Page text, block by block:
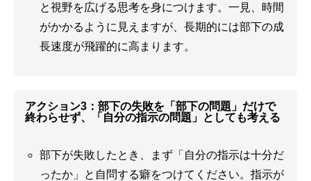
と視野を広げる思考を身につけます。一見、時間
がかかるように見えますが、長期的には部下の成
長速度が飛躍的に高まります。
アクション3：部下の失敗を「部下の問題」だけで
終わらせず、「自分の指示の問題」としても考える
部下が失敗したとき、まず「自分の指示は十分だ
ったか」と自問する癖をつけてください。指示が